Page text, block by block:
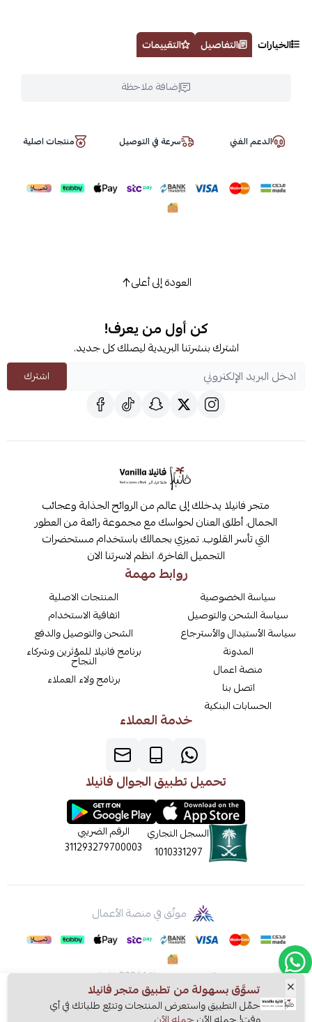
الخيارات التفاصيل التقييمات
إضافة ملاحظة
الدعم الفني سرعة في التوصيل منتجات اصلية
العودة إلى أعلى
كن أول من يعرف!
اشترك بنشرتنا البريدية ليصلك كل جديد.
اشترك
متجر فانيلا يدخلك إلى عالم من الروائح الجذابة وعجائب
الجمال. أطلق العنان لحواسك مع مجموعة رائعة من العطور
التي تأسر القلوب. تميزي بجمالك باستخدام مستحضرات
التجميل الفاخرة. انظم لاسرتنا الان
روابط مهمة
سياسة الخصوصية
سياسة الشحن والتوصيل
سياسة الأستبدال والأسترجاع
المدونة
منصة اعمال
اتصل بنا
الحسابات البنكية
المنتجات الاصلية
اتفاقية الاستخدام
الشحن والتوصيل والدفع
برنامج فانيلا للمؤثرين وشركاء
النجاح
برنامج ولاء العملاء
خدمة العملاء
تحميل تطبيق الجوال فانيلا
السجل التجاري
1010331297
الرقم الضريبي
311293279700003
موثّق في منصة الأعمال
الحقوق محفوظة | 2026 فانيلا
تسوَّق بسهولة من تطبيق متجر فانيلا
حمِّل التطبيق واستعرض المنتجات وتتبّع طلباتك في أي